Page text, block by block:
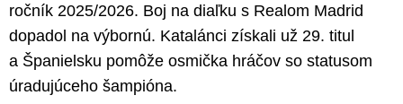
ročník 2025/2026. Boj na diaľku s Realom Madrid
dopadol na výbornú. Katalánci získali už 29. titul
a Španielsku pomôže osmička hráčov so statusom
úradujúceho šampióna.